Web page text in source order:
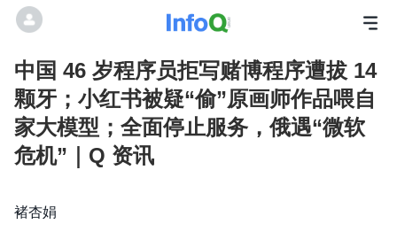
中国 46 岁程序员拒写赌博程序遭拔 14
颗牙；小红书被疑“偷”原画师作品喂自
家大模型；全面停止服务，俄遇“微软
危机”｜Q 资讯
褚杏娟